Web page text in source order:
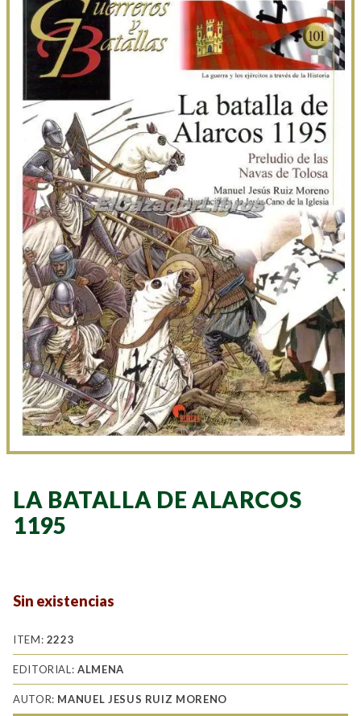
LA BATALLA DE ALARCOS
1195
Sin existencias
ITEM: 2223
EDITORIAL:ALMENA
AUTOR: MANUEL JESUS RUIZ MORENO